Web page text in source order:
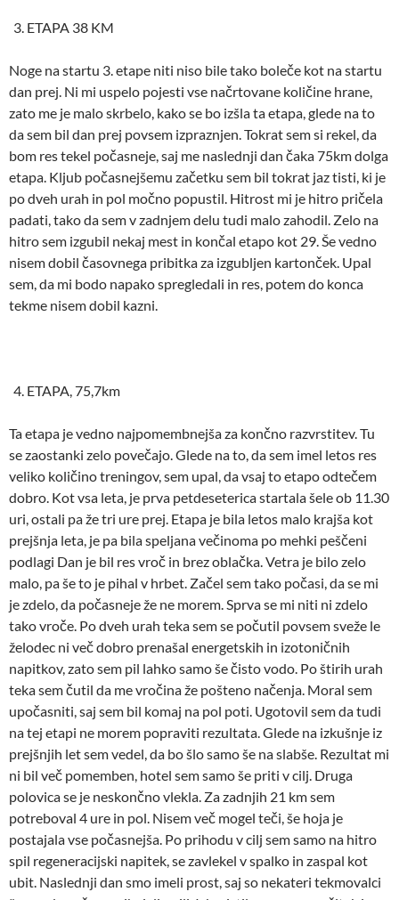
ETAPA 38 KM
Noge na startu 3. etape niti niso bile tako boleče kot na startu
dan prej. Ni mi uspelo pojesti vse načrtovane količine hrane,
zato me je malo skrbelo, kako se bo izšla ta etapa, glede na to
da sem bil dan prej povsem izpraznjen. Tokrat sem si rekel, da
bom res tekel počasneje, saj me naslednji dan čaka 75km dolga
etapa. Kljub počasnejšemu začetku sem bil tokrat jaz tisti, ki je
po dveh urah in pol močno popustil. Hitrost mi je hitro pričela
padati, tako da sem v zadnjem delu tudi malo zahodil. Zelo na
hitro sem izgubil nekaj mest in končal etapo kot 29. Še vedno
nisem dobil časovnega pribitka za izgubljen kartonček. Upal
sem, da mi bodo napako spregledali in res, potem do konca
tekme nisem dobil kazni.
ETAPA, 75,7km
Ta etapa je vedno najpomembnejša za končno razvrstitev. Tu
se zaostanki zelo povečajo. Glede na to, da sem imel letos res
veliko količino treningov, sem upal, da vsaj to etapo odtečem
dobro. Kot vsa leta, je prva petdeseterica startala šele ob 11.30
uri, ostali pa že tri ure prej. Etapa je bila letos malo krajša kot
prejšnja leta, je pa bila speljana večinoma po mehki peščeni
podlagi Dan je bil res vroč in brez oblačka. Vetra je bilo zelo
malo, pa še to je pihal v hrbet. Začel sem tako počasi, da se mi
je zdelo, da počasneje že ne morem. Sprva se mi niti ni zdelo
tako vroče. Po dveh urah teka sem se počutil povsem sveže le
želodec ni več dobro prenašal energetskih in izotoničnih
napitkov, zato sem pil lahko samo še čisto vodo. Po štirih urah
teka sem čutil da me vročina že pošteno načenja. Moral sem
upočasniti, saj sem bil komaj na pol poti. Ugotovil sem da tudi
na tej etapi ne morem popraviti rezultata. Glede na izkušnje iz
prejšnjih let sem vedel, da bo šlo samo še na slabše. Rezultat mi
ni bil več pomemben, hotel sem samo še priti v cilj. Druga
polovica se je neskončno vlekla. Za zadnjih 21 km sem
potreboval 4 ure in pol. Nisem več mogel teči, še hoja je
postajala vse počasnejša. Po prihodu v cilj sem samo na hitro
spil regeneracijski napitek, se zavlekel v spalko in zaspal kot
ubit. Naslednji dan smo imeli prost, saj so nekateri tekmovalci